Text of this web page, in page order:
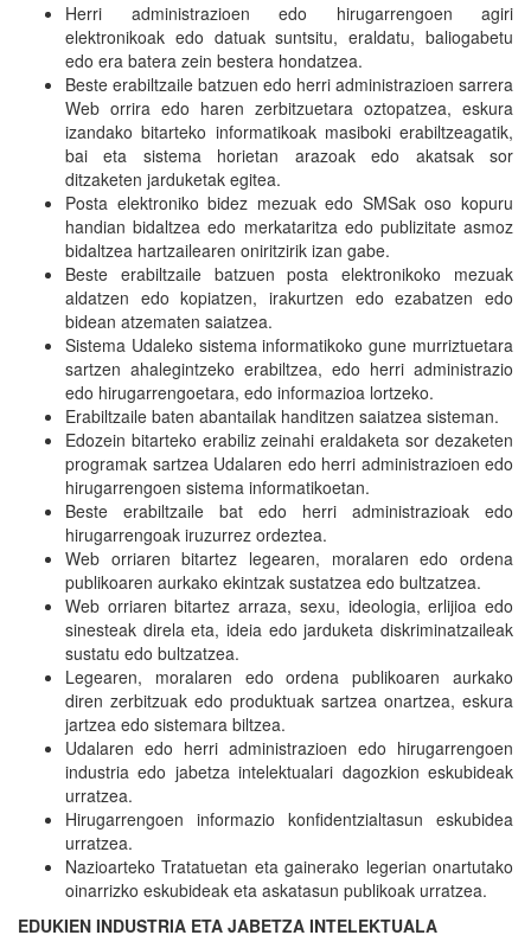
Herri administrazioen edo hirugarrengoen agiri
elektronikoak edo datuak suntsitu, eraldatu, baliogabetu
edo era batera zein bestera hondatzea.
Beste erabiltzaile batzuen edo herri administrazioen sarrera
Web orrira edo haren zerbitzuetara oztopatzea, eskura
izandako bitarteko informatikoak masiboki erabiltzeagatik,
bai eta sistema horietan arazoak edo akatsak sor
ditzaketen jarduketak egitea.
Posta elektroniko bidez mezuak edo SMSak oso kopuru
handian bidaltzea edo merkataritza edo publizitate asmoz
bidaltzea hartzailearen oniritzirik izan gabe.
Beste erabiltzaile batzuen posta elektronikoko mezuak
aldatzen edo kopiatzen, irakurtzen edo ezabatzen edo
bidean atzematen saiatzea.
Sistema Udaleko sistema informatikoko gune murriztuetara
sartzen ahalegintzeko erabiltzea, edo herri administrazio
edo hirugarrengoetara, edo informazioa lortzeko.
Erabiltzaile baten abantailak handitzen saiatzea sisteman.
Edozein bitarteko erabiliz zeinahi eraldaketa sor dezaketen
programak sartzea Udalaren edo herri administrazioen edo
hirugarrengoen sistema informatikoetan.
Beste erabiltzaile bat edo herri administrazioak edo
hirugarrengoak iruzurrez ordeztea.
Web orriaren bitartez legearen, moralaren edo ordena
publikoaren aurkako ekintzak sustatzea edo bultzatzea.
Web orriaren bitartez arraza, sexu, ideologia, erlijioa edo
sinesteak direla eta, ideia edo jarduketa diskriminatzaileak
sustatu edo bultzatzea.
Legearen, moralaren edo ordena publikoaren aurkako
diren zerbitzuak edo produktuak sartzea onartzea, eskura
jartzea edo sistemara biltzea.
Udalaren edo herri administrazioen edo hirugarrengoen
industria edo jabetza intelektualari dagozkion eskubideak
urratzea.
Hirugarrengoen informazio konfidentzialtasun eskubidea
urratzea.
Nazioarteko Tratatuetan eta gainerako legerian onartutako
oinarrizko eskubideak eta askatasun publikoak urratzea.
EDUKIEN INDUSTRIA ETA JABETZA INTELEKTUALA